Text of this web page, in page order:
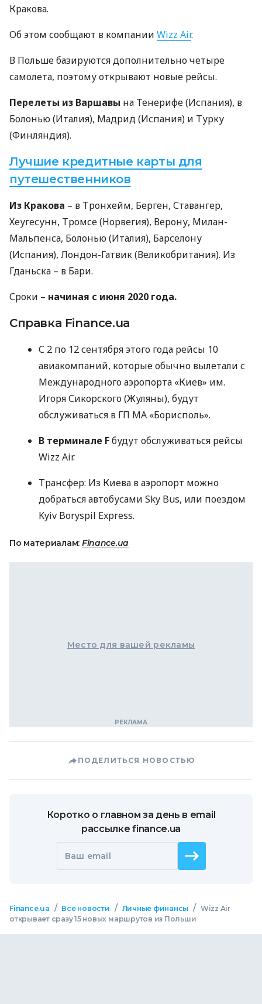
Кракова.
Об этом сообщают в компании Wizz Air.
В Польше базируются дополнительно четыре
самолета, поэтому открывают новые рейсы.
Перелеты из Варшавы на Тенерифе (Испания), в
Болонью (Италия), Мадрид (Испания) и Турку
(Финляндия).
Лучшие кредитные карты для
путешественников
Из Кракова – в Тронхейм, Берген, Ставангер,
Хеугесунн, Тромсе (Норвегия), Верону, Милан-
Мальпенса, Болонью (Италия), Барселону
(Испания), Лондон-Гатвик (Великобритания). Из
Гданьска – в Бари.
Сроки – начиная с июня 2020 года.
Справка Finance.ua
С 2 по 12 сентября этого года рейсы 10
авиакомпаний, которые обычно вылетали с
Международного аэропорта «Киев» им.
Игоря Сикорского (Жуляны), будут
обслуживаться в ГП МА «Борисполь».
В терминале Fбудут обслуживаться рейсы
Wizz Air.
Трансфер: Из Киева в аэропорт можно
добраться автобусами Sky Bus, или поездом
Kyiv Boryspil Express.
По материалам: Finance.ua
Место для вашей рекламы
ПОДЕЛИТЬСЯ НОВОСТЬЮ
Коротко о главном за день в email
рассылке finance.ua
Ваш email
Finance.ua / Все новости / Личные финансы / Wizz Air
открывает сразу 15 новых маршрутов из Польши